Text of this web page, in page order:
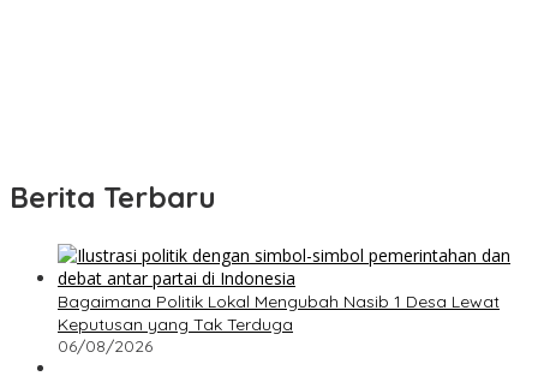
Berita Terbaru
Bagaimana Politik Lokal Mengubah Nasib 1 Desa Lewat
Keputusan yang Tak Terduga
06/08/2026